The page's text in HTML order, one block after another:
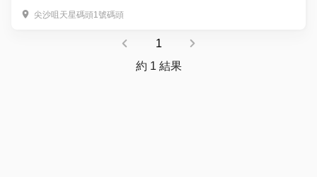
尖沙咀天星碼頭1號碼頭
1
約 1 結果